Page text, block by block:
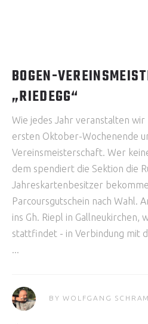
BOGEN-
„RIEDEGG“
Wie jedes Jahr veranstalten wir
ersten Oktober-Wochenende
Vereinsmeisterschaft. Wer
dem spendiert die Sektion die
Jahreskartenbesitzer
Parcoursgutschein nach Wahl.
ins Gh. Riepl in Gallneukirchen,
stattfindet - in Verbindung mit
BYWOLFGANG